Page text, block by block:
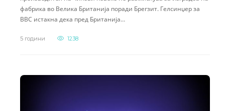
фабрика во Велика Британија поради Брегзит. Гелсинџер за
BBC истакна дека пред Британија…
5 години 1238